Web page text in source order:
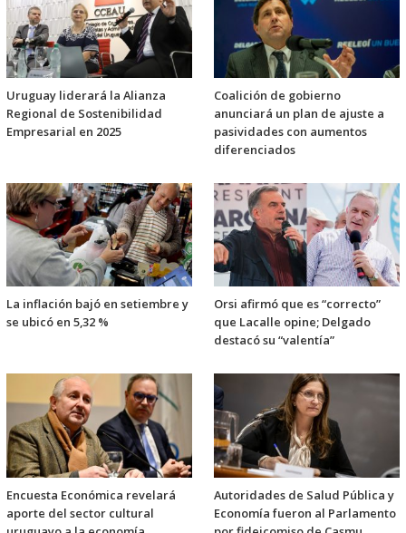
Uruguay liderará la Alianza
Regional de Sostenibilidad
Empresarial en 2025
Coalición de gobierno
anunciará un plan de ajuste a
pasividades con aumentos
diferenciados
La inflación bajó en setiembre y
se ubicó en 5,32 %
Orsi afirmó que es “correcto”
que Lacalle opine; Delgado
destacó su “valentía”
Encuesta Económica revelará
aporte del sector cultural
Autoridades de Salud Pública y
Economía fueron al Parlamento